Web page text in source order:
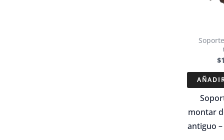
$
montar
antiguo –